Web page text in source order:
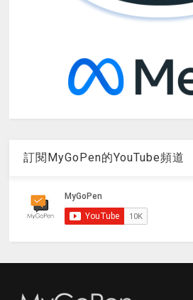
訂閱MyGoPen的YouTube頻道